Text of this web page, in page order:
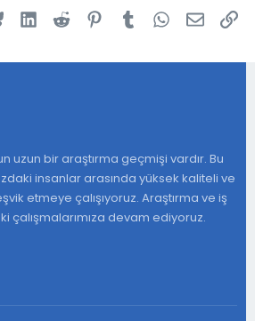
BlueskyLinkedInReddit Pinterest
Tumblr WhatsApp
E-
uzun bir araştırma geçmişi vardır. Bu
insanlar arasında yüksek kaliteli ve
etmeye çalışıyoruz. Araştırma ve iş
çalışmalarımıza devam ediyoruz.